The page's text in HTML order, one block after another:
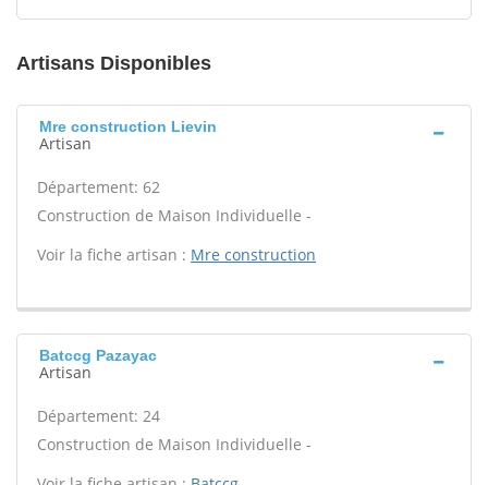
Artisans Disponibles
Mre construction Lievin
Artisan
Département: 62
Construction de Maison Individuelle -
Voir la fiche artisan : Mre construction
Batccg Pazayac
Artisan
Département: 24
Construction de Maison Individuelle -